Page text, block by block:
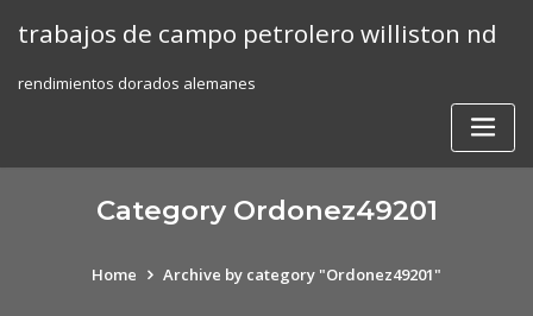
trabajos de campo petrolero williston nd
rendimientos dorados alemanes
Category Ordonez49201
Home Archive by category "Ordonez49201"